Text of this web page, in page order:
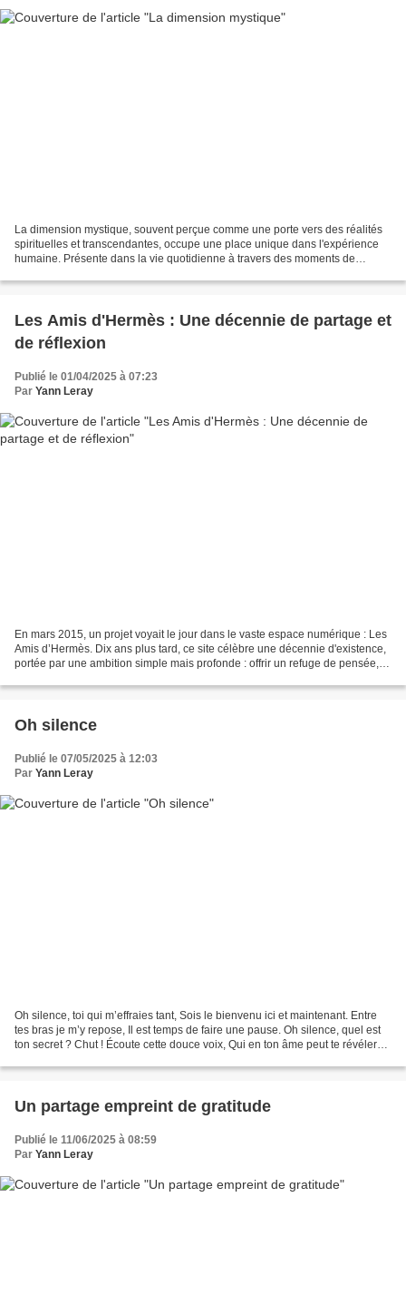
La dimension mystique, souvent perçue comme une porte vers des réalités
spirituelles et transcendantes, occupe une place unique dans l'expérience
humaine. Présente dans la vie quotidienne à travers des moments de
Les Amis d'Hermès : Une décennie de partage et
de réflexion
Publié le 01/04/2025 à 07:23
Par Yann Leray
En mars 2015, un projet voyait le jour dans le vaste espace numérique : Les
Amis d’Hermès. Dix ans plus tard, ce site célèbre une décennie d'existence,
portée par une ambition simple mais profonde : offrir un refuge de pensée,
Oh silence
Publié le 07/05/2025 à 12:03
Par Yann Leray
Oh silence, toi qui m’effraies tant, Sois le bienvenu ici et maintenant. Entre
tes bras je m’y repose, Il est temps de faire une pause. Oh silence, quel est
ton secret ? Chut ! Écoute cette douce voix, Qui en ton âme peut te révéler
Un partage empreint de gratitude
Publié le 11/06/2025 à 08:59
Par Yann Leray